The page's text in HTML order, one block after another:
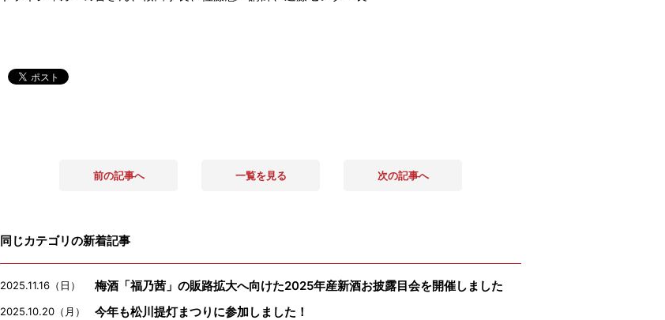
前の記事へ 一覧を見る 次の記事へ
同じカテゴリの新着記事
2025.11.16（日） 梅酒「福乃茜」の販路拡大へ向けた2025年産新酒お披露目会を開催しました
2025.10.20（月） 今年も松川提灯まつりに参加しました！